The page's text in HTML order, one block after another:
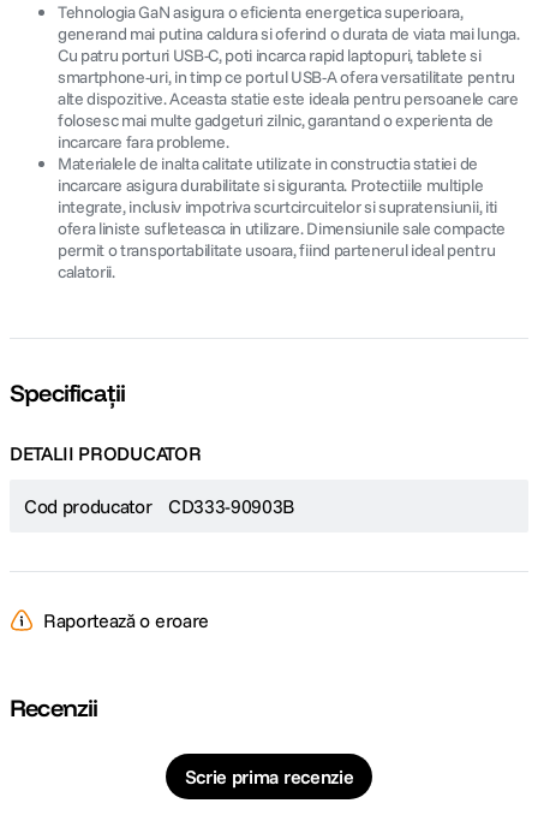
Tehnologia GaN asigura o eficienta energetica superioara,
generand mai putina caldura si oferind o durata de viata mai lunga.
Cu patru porturi USB-C, poti incarca rapid laptopuri, tablete si
smartphone-uri, in timp ce portul USB-A ofera versatilitate pentru
alte dispozitive. Aceasta statie este ideala pentru persoanele care
folosesc mai multe gadgeturi zilnic, garantand o experienta de
incarcare fara probleme.
Materialele de inalta calitate utilizate in constructia statiei de
incarcare asigura durabilitate si siguranta. Protectiile multiple
integrate, inclusiv impotriva scurtcircuitelor si supratensiunii, iti
ofera liniste sufleteasca in utilizare. Dimensiunile sale compacte
permit o transportabilitate usoara, fiind partenerul ideal pentru
calatorii.
Specificații
DETALII PRODUCATOR
Cod producator CD333-90903B
Raportează o eroare
Recenzii
Scrie prima recenzie